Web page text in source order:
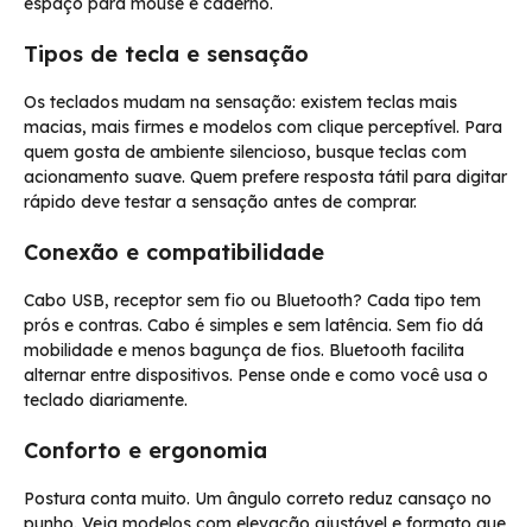
Tipos de tecla e sensação
Os teclados mudam na sensação: existem teclas mais
macias, mais firmes e modelos com clique perceptível. Para
quem gosta de ambiente silencioso, busque teclas com
acionamento suave. Quem prefere resposta tátil para digitar
rápido deve testar a sensação antes de comprar.
Conexão e compatibilidade
Cabo USB, receptor sem fio ou Bluetooth? Cada tipo tem
prós e contras. Cabo é simples e sem latência. Sem fio dá
mobilidade e menos bagunça de fios. Bluetooth facilita
alternar entre dispositivos. Pense onde e como você usa o
teclado diariamente.
Conforto e ergonomia
Postura conta muito. Um ângulo correto reduz cansaço no